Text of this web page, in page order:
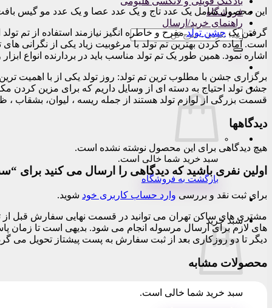
فروشگاه
راهنمای خرید/ارسال
جستجو
برای:
سبد خرید شما خالی است.
بازگشت به فروشگاه
سبد خرید
سبد خرید شما خالی است.
این محصول شامل یک عدد تاج و یک عدد عصا و یک عدد مو گیس
گرفتن یکجشن تولدمفرح و خاطره انگیز نیازمند استفاده از تم
است. آماده کردن بهترین تم تولد با مرغوبیت زیاد یکی از نگرانی
اشاره نمود. همین طور یک تم تولد مناسب باید در بردارنده انواع
برگزاری جشن با مطلوب ترین تم تولد: روز تولد یکی از با اهمیت
جشن تولد احتیاج به دسته ای از وسایل داریم که برای مزین کردن
قسمت بزرگی از لوازم تولد هستند از جمله ریسه ، لیوان، بشقاب ،
دیدگاهها
هیچ دیدگاهی برای این محصول نوشته نشده است.
اولین نفری باشید که دیدگاهی را ارسال می کنید برای
برای ثبت نقد و بررسی وارد حساب کاربری خود شوید.
دیگر تا دو روزکاری بعد از ثبت سفارش به پست پیشتاز تحویل می
محصولات مشابه